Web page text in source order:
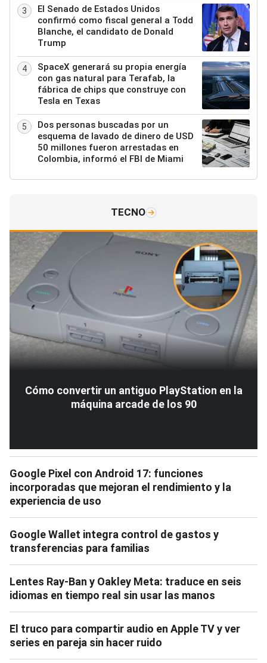
3
El Senado de Estados Unidos
confirmó como fiscal general a Todd
Blanche, el candidato de Donald
Trump
4
SpaceX generará su propia energía
con gas natural para Terafab, la
fábrica de chips que construye con
Tesla en Texas
5
Dos personas buscadas por un
esquema de lavado de dinero de USD
50 millones fueron arrestadas en
Colombia, informó el FBI de Miami
TECNO
Cómo convertir un antiguo PlayStation en la
máquina arcade de los 90
Google Pixel con Android 17: funciones
incorporadas que mejoran el rendimiento y la
experiencia de uso
Google Wallet integra control de gastos y
transferencias para familias
Lentes Ray-Ban y Oakley Meta: traduce en seis
idiomas en tiempo real sin usar las manos
El truco para compartir audio en Apple TV y ver
series en pareja sin hacer ruido